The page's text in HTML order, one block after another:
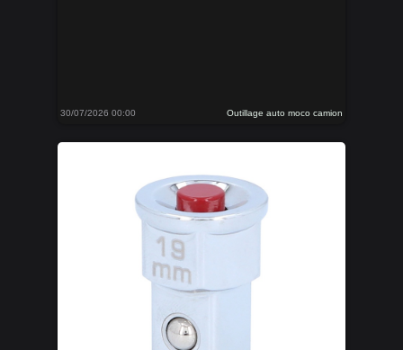
30/07/2026 00:00 Outillage auto moco camion